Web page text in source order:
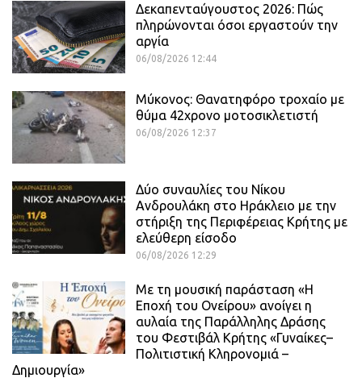
Δεκαπενταύγουστος 2026: Πώς
πληρώνονται όσοι εργαστούν την
αργία
06/08/2026 12:44
Μύκονος: Θανατηφόρο τροχαίο με
θύμα 42χρονο μοτοσικλετιστή
06/08/2026 12:37
Δύο συναυλίες του Νίκου
Ανδρουλάκη στο Ηράκλειο με την
στήριξη της Περιφέρειας Κρήτης με
ελεύθερη είσοδο
06/08/2026 12:29
Με τη μουσική παράσταση «Η
Εποχή του Ονείρου» ανοίγει η
αυλαία της Παράλληλης Δράσης
του Φεστιβάλ Κρήτης «Γυναίκες–
Πολιτιστική Κληρονομιά –
Δημιουργία»